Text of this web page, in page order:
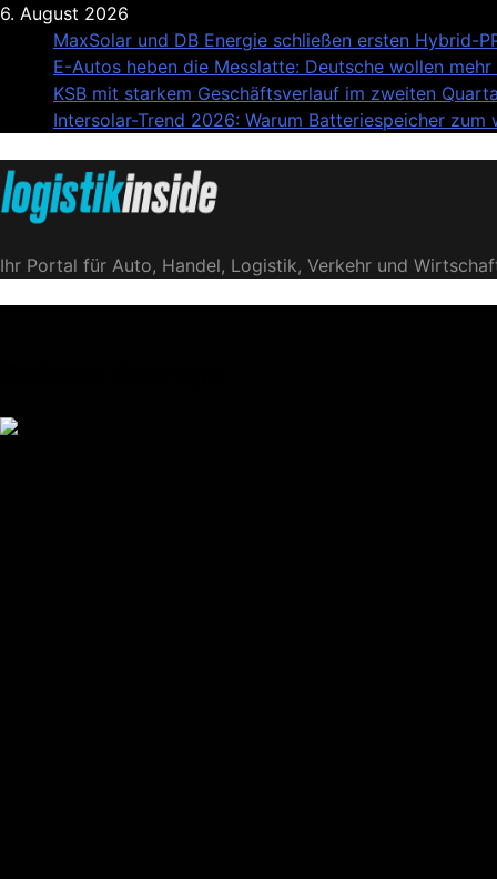
Skip
content
6. August 2026
MaxSolar und DB Energie schließen ersten Hybrid-
E-Autos heben die Messlatte: Deutsche wollen
KSB mit starkem Geschäftsverlauf im zweiten
Intersolar-Trend 2026: Warum Batteriespeicher
Logistik|Inside
Ihr Portal für Auto, Handel, Logistik, Verkehr und